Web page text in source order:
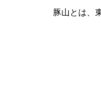
豚山とは、